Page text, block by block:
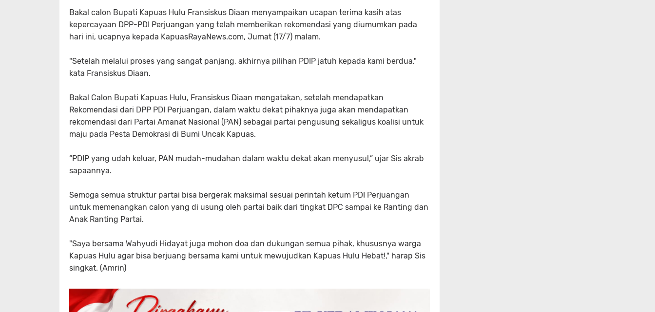
Bakal calon Bupati Kapuas Hulu Fransiskus Diaan menyampaikan ucapan terima kasih atas
kepercayaan DPP-PDI Perjuangan yang telah memberikan rekomendasi yang diumumkan pada
hari ini, ucapnya kepada KapuasRayaNews.com, Jumat (17/7) malam.
"Setelah melalui proses yang sangat panjang, akhirnya pilihan PDIP jatuh kepada kami berdua,"
kata Fransiskus Diaan.
Bakal Calon Bupati Kapuas Hulu, Fransiskus Diaan mengatakan, setelah mendapatkan
Rekomendasi dari DPP PDI Perjuangan, dalam waktu dekat pihaknya juga akan mendapatkan
rekomendasi dari Partai Amanat Nasional (PAN) sebagai partai pengusung sekaligus koalisi untuk
maju pada Pesta Demokrasi di Bumi Uncak Kapuas.
“PDIP yang udah keluar, PAN mudah-mudahan dalam waktu dekat akan menyusul,” ujar Sis akrab
sapaannya.
Semoga semua struktur partai bisa bergerak maksimal sesuai perintah ketum PDI Perjuangan
untuk memenangkan calon yang di usung oleh partai baik dari tingkat DPC sampai ke Ranting dan
Anak Ranting Partai.
"Saya bersama Wahyudi Hidayat juga mohon doa dan dukungan semua pihak, khususnya warga
Kapuas Hulu agar bisa berjuang bersama kami untuk mewujudkan Kapuas Hulu Hebat!," harap Sis
singkat. (Amrin)